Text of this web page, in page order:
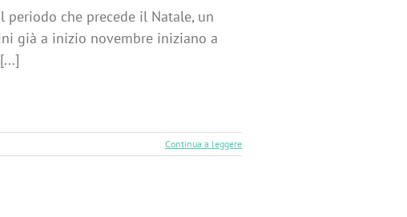
che precede il Natale, un
già a inizio novembre iniziano a
Continua a leggere